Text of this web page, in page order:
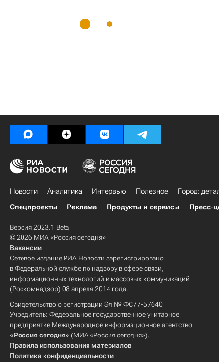
Новости Аналитика Интервью Полезное
Город:
Спецпроекты
Реклама Продукты и сервисы Пресс-
Версия 2023.1 Beta
© 2026 МИА «Россия сегодня»
Вакансии
Сетевое издание РИА Новости зарегистрировано
в Федеральной службе по надзору в сфере связи,
информационных технологий и массовых коммуникаций
(Роскомнадзор) 08 апреля 2014 года.
Свидетельство о регистрации Эл № ФС77-57640
Учредитель: Федеральное государственное унитарное
предприятие Международное информационное агентство
«Россия сегодня» (МИА «Россия сегодня»).
Правила использования материалов
Политика конфиденциальности